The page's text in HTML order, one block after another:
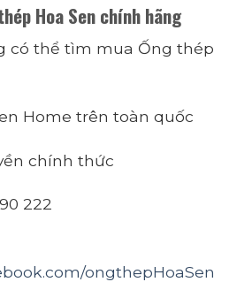
Hoa Sen chính hãng
có thể tìm mua Ống thép
Home trên toàn quốc
chính thức
222
ongthepHoaSen